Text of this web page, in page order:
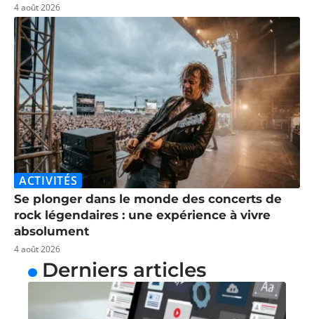
4 août 2026
ACTIVITÉS
Se plonger dans le monde des concerts de
rock légendaires : une expérience à vivre
absolument
4 août 2026
Derniers articles